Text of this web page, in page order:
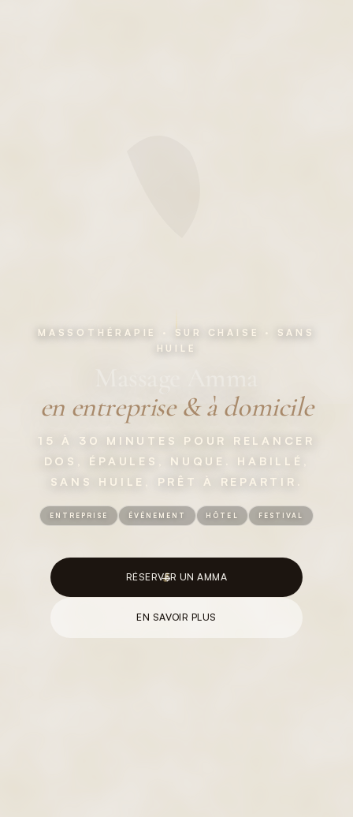
MASSOTHÉRAPIE · SUR CHAISE · SANS
HUILE
en entreprise & à domicile
15 À 30 MINUTES POUR RELANCER
DOS, ÉPAULES, NUQUE. HABILLÉ,
SANS HUILE, PRÊT À REPARTIR.
ENTREPRISE ÉVÉNEMENT HÔTEL FESTIVAL
RÉSERVER UN AMMA
EN SAVOIR PLUS